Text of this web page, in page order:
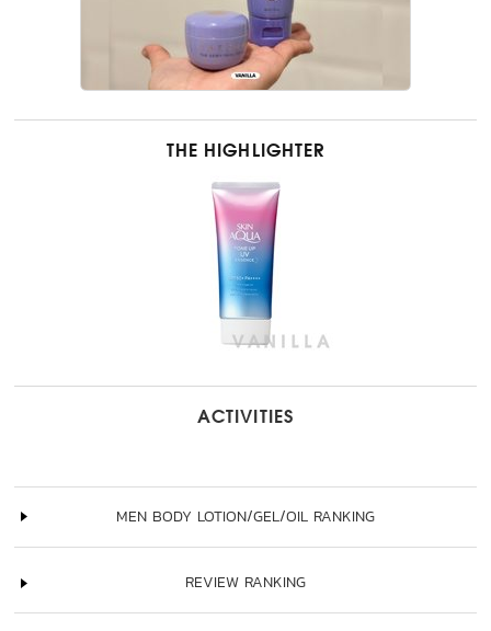
THE HIGHLIGHTER
ACTIVITIES
MEN BODY LOTION/GEL/OIL RANKING
REVIEW RANKING